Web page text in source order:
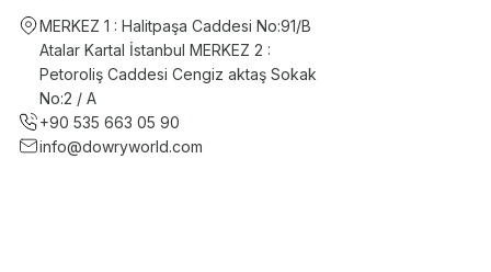
MERKEZ 1 : Halitpaşa Caddesi No:91/B
Atalar Kartal İstanbul MERKEZ 2 :
Petoroliş Caddesi Cengiz aktaş Sokak
No:2 / A
+90 535 663 05 90
info@dowryworld.com